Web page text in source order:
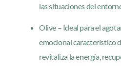
las situaciones del
Olive – Ideal para el
emocional característico
revitaliza la energía,